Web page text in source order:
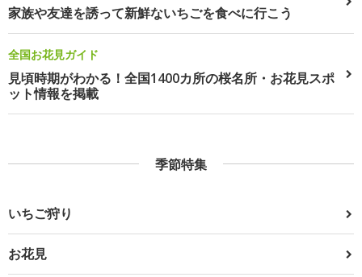
家族や友達を誘って新鮮ないちごを食べに行こう
全国お花見ガイド
見頃時期がわかる！全国1400カ所の桜名所・お花見スポ
ット情報を掲載
季節特集
いちご狩り
お花見